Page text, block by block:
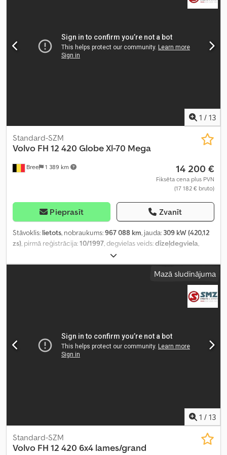
kondicionēšana, kruīza kontrole, kvēpu filtrs, miglas lukturi,
1 / 13
Bree 1 389 km
Standard-SZM
Volvo FH 12 420 Globe Xl-70 Mega
14 200 €
Fiksēta cena plus PVN
(17 182 € bruto)
Pieprasīt Zvanīt
Stāvoklis: lietots, nobraukums:967 088 km, jauda: 309 kW (420,12
zs), pirmā reģistrācija:10/1997, degvielas veids:dīzeļdegviela,
, riepu stāvoklis:
konfigurācija:4x2, riteņu bāze:3 700 mm, degviela:dīzeļdegviela,
, pārnesumu skaits:12,
, kopējais
gaisa
Mazā sludinājuma
1 / 13
Standard-SZM
Volvo FH 12 420 6x4 lames/grand